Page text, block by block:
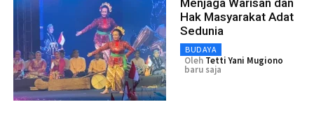
Menjaga Warisan dan
Hak Masyarakat Adat
Sedunia
BUDAYA
Oleh Tetti Yani Mugiono
baru saja